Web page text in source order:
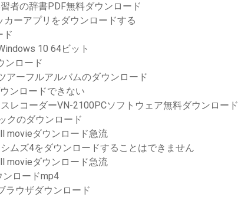
者の辞書PDF無料ダウンロード
ーアプリをダウンロードする
ド
10 64ビット
ンロード
アーフルアルバムのダウンロード
ンロードできない
レコーダーVN-2100PCソフトウェア無料ダウンロード
クのダウンロード
movieダウンロード急流
ムズ4をダウンロードすることはできません
movieダウンロード急流
ンロードmp4
ラウザダウンロード